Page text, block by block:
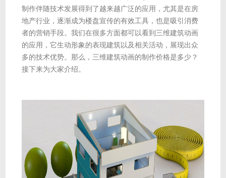
制作伴随技术发展得到了越来越广泛的应用，尤其是在房
地产行业，逐渐成为楼盘宣传的有效工具，也是吸引消费
者的营销手段。我们在很多方面都可以看到三维建筑动画
的应用，它生动形象的表现建筑以及相关活动，展现出众
多的技术优势。那么，三维建筑动画的制作价格是多少？
接下来为大家介绍。